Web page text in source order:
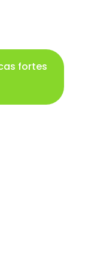
fortes